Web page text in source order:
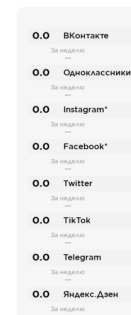
0.0 ВКонтакте
За неделю
—
0.0 Одноклассники
За неделю
—
0.0 Instagram*
За неделю
—
0.0 Facebook*
За неделю
—
0.0 Twitter
За неделю
—
0.0 TikTok
За неделю
—
0.0 Telegram
За неделю
—
0.0 Яндекс.Дзен
За неделю